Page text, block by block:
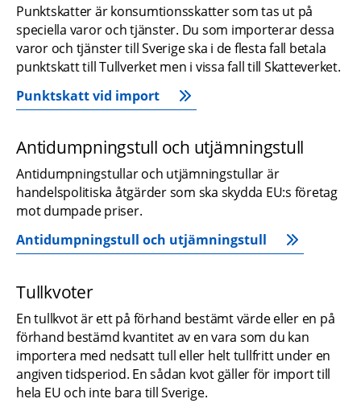
Punktskatter är konsumtionsskatter som tas ut på
speciella varor och tjänster. Du som importerar dessa
varor och tjänster till Sverige ska i de flesta fall betala
punktskatt till Tullverket men i vissa fall till Skatteverket.
Punktskatt vid import
Antidumpningstull och utjämningstull
Antidumpningstullar och utjämningstullar är
handelspolitiska åtgärder som ska skydda EU:s företag
mot dumpade priser.
Antidumpningstull och utjämningstull
Tullkvoter
En tullkvot är ett på förhand bestämt värde eller en på
förhand bestämd kvantitet av en vara som du kan
importera med nedsatt tull eller helt tullfritt under en
angiven tidsperiod. En sådan kvot gäller för import till
hela EU och inte bara till Sverige.